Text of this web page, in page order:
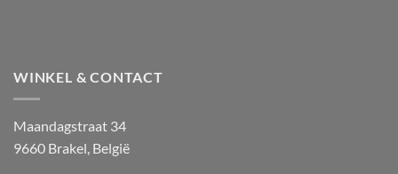
WINKEL & CONTACT
Maandagstraat 34
9660 Brakel, België